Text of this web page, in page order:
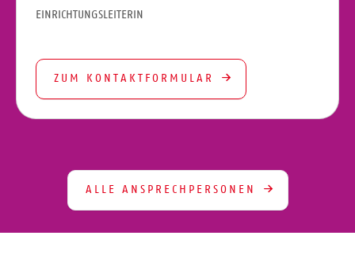
EINRICHTUNGSLEITERIN
ZUM KONTAKTFORMULAR
ALLE ANSPRECHPERSONEN